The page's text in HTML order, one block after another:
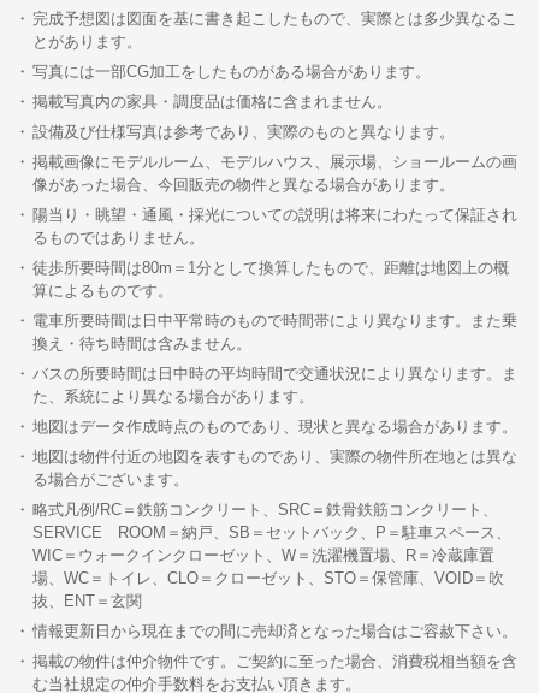
完成予想図は図面を基に書き起こしたもので、実際とは多少異なるこ
とがあります。
写真には一部CG加工をしたものがある場合があります。
掲載写真内の家具・調度品は価格に含まれません。
設備及び仕様写真は参考であり、実際のものと異なります。
掲載画像にモデルルーム、モデルハウス、展示場、ショールームの画
像があった場合、今回販売の物件と異なる場合があります。
陽当り・眺望・通風・採光についての説明は将来にわたって保証され
るものではありません。
徒歩所要時間は80m＝1分として換算したもので、距離は地図上の概
算によるものです。
電車所要時間は日中平常時のもので時間帯により異なります。また乗
換え・待ち時間は含みません。
バスの所要時間は日中時の平均時間で交通状況により異なります。ま
た、系統により異なる場合があります。
地図はデータ作成時点のものであり、現状と異なる場合があります。
地図は物件付近の地図を表すものであり、実際の物件所在地とは異な
る場合がございます。
略式凡例/RC＝鉄筋コンクリート、SRC＝鉄骨鉄筋コンクリート、
SERVICE ROOM＝納戸、SB＝セットバック、P＝駐車スペース、
WIC＝ウォークインクローゼット、W＝洗濯機置場、R＝冷蔵庫置
場、WC＝トイレ、CLO＝クローゼット、STO＝保管庫、VOID＝吹
抜、ENT＝玄関
情報更新日から現在までの間に売却済となった場合はご容赦下さい。
掲載の物件は仲介物件です。ご契約に至った場合、消費税相当額を含
む当社規定の仲介手数料をお支払い頂きます。